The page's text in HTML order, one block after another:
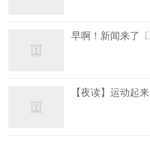
早啊！新闻来了
【夜读】运动起